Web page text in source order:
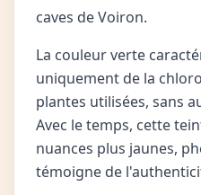
caves de Voiron.
La couleur verte
uniquement de la
plantes utilisées, sans
Avec le temps, cette
nuances plus jaunes,
témoigne de